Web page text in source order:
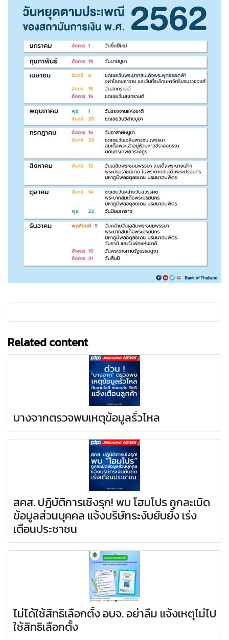
Related content
บางจากตรวจพบเหตุข้อมูลรั่วไหล
สคส. ปฏิบัติการเชิงรุก! พบ โฮมโปร ถูกละเมิด
ข้อมูลส่วนบุคคล แจ้งบริษัทระงับยับยั้ง เร่ง
เตือนประชาชน
ไม่ได้ใช้สิทธิเลือกตั้ง อบจ. อย่าลืม แจ้งเหตุไม่ไป
ใช้สิทธิเลือกตั้ง